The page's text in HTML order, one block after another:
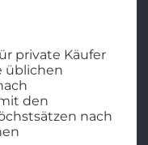
private Käufer
üblichen
den
nach